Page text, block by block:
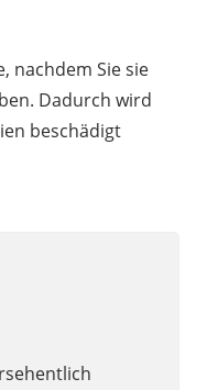
nachdem Sie sie
Dadurch wird
beschädigt